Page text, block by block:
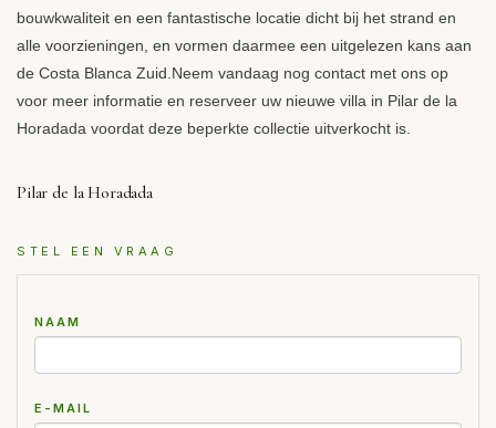
bouwkwaliteit en een fantastische locatie dicht bij het strand en
alle voorzieningen, en vormen daarmee een uitgelezen kans aan
de Costa Blanca Zuid.Neem vandaag nog contact met ons op
voor meer informatie en reserveer uw nieuwe villa in Pilar de la
Horadada voordat deze beperkte collectie uitverkocht is.
Pilar de la Horadada
STEL EEN VRAAG
NAAM
E-MAIL